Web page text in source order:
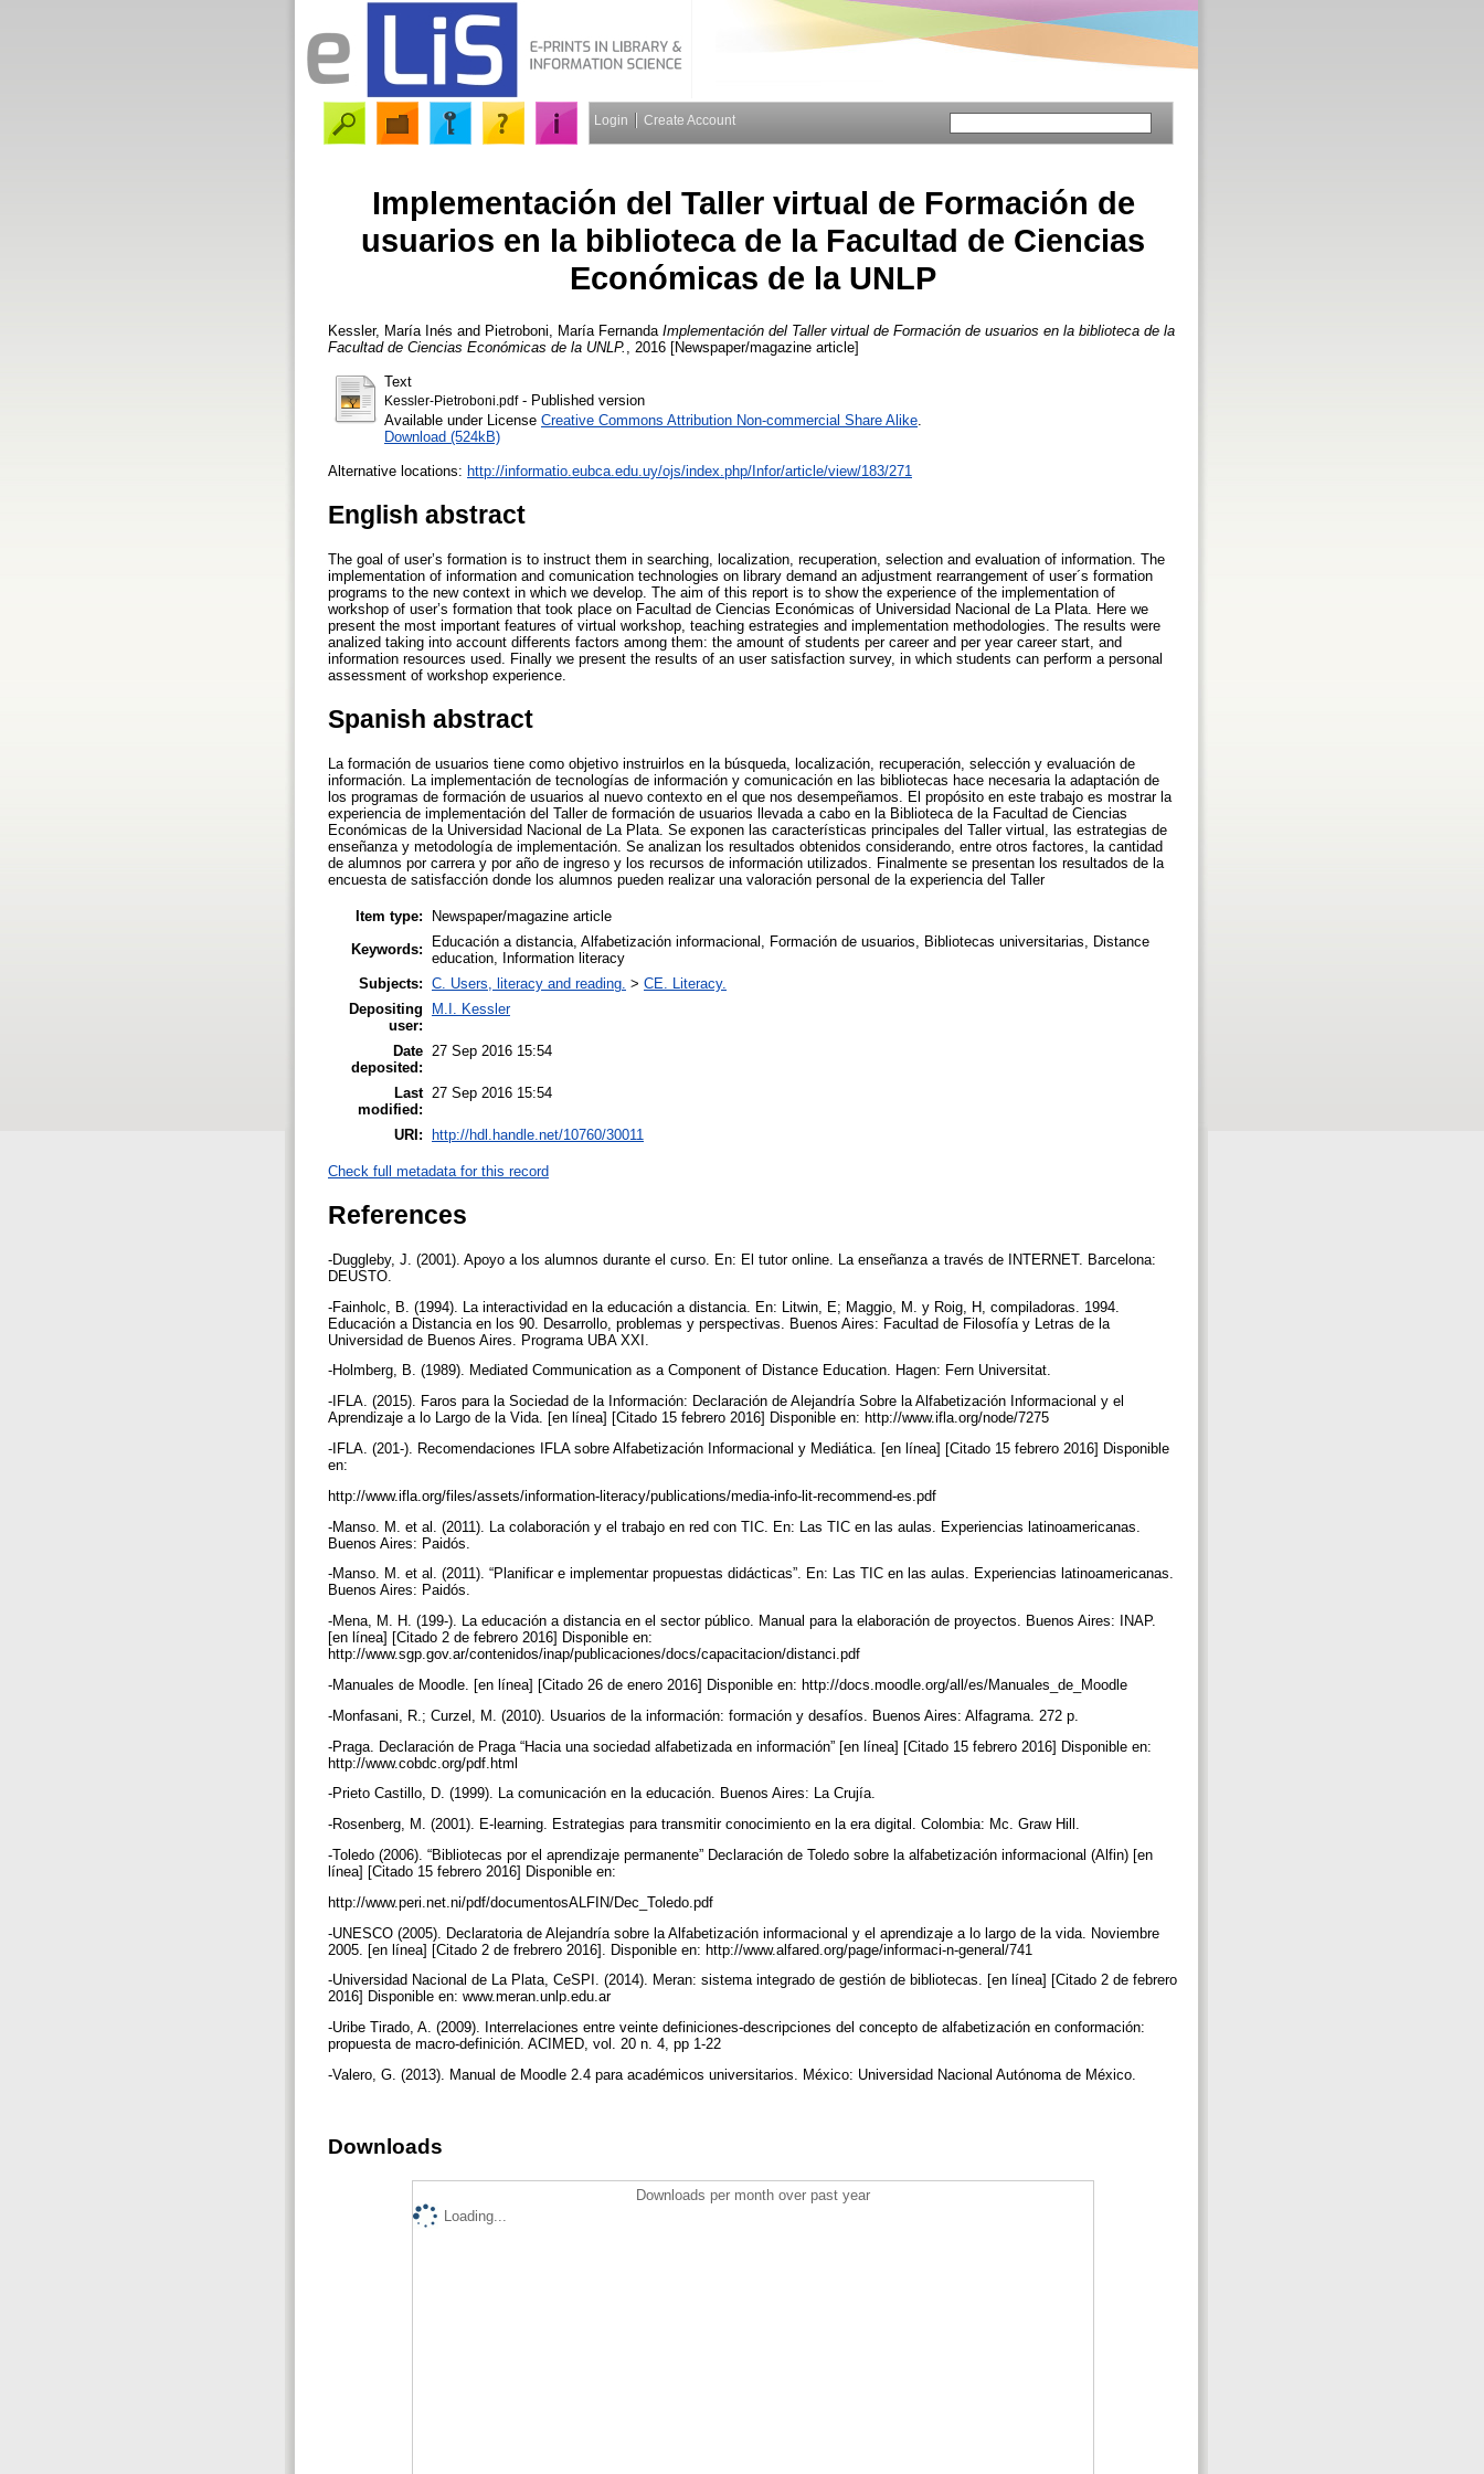
Login Create Account
Implementación del Taller virtual de Formación de
usuarios en la biblioteca de la Facultad de Ciencias
Económicas de la UNLP
Kessler, María Inés and Pietroboni, María Fernanda Implementación del Taller virtual de Formación de usuarios en la biblioteca de la
Facultad de Ciencias Económicas de la UNLP.
, 2016 [Newspaper/magazine article]
Text
Kessler-Pietroboni.pdf- Published version
Available under License Creative Commons Attribution Non-commercial Share Alike
Download (524kB)
Alternative locations: http://informatio.eubca.edu.uy/ojs/index.php/Infor/article/view/183/271
English abstract
The goal of user’s formation is to instruct them in searching, localization, recuperation, selection and evaluation of information. The
implementation of information and comunication technologies on library demand an adjustment rearrangement of user´s formation
programs to the new context in which we develop. The aim of this report is to show the experience of the implementation of
workshop of user’s formation that took place on Facultad de Ciencias Económicas of Universidad Nacional de La Plata. Here we
present the most important features of virtual workshop, teaching estrategies and implementation methodologies. The results were
analized taking into account differents factors among them: the amount of students per career and per year career start, and
information resources used. Finally we present the results of an user satisfaction survey, in which students can perform a personal
assessment of workshop experience.
Spanish abstract
La formación de usuarios tiene como objetivo instruirlos en la búsqueda, localización, recuperación, selección y evaluación de
información. La implementación de tecnologías de información y comunicación en las bibliotecas hace necesaria la adaptación de
los programas de formación de usuarios al nuevo contexto en el que nos desempeñamos. El propósito en este trabajo es mostrar la
experiencia de implementación del Taller de formación de usuarios llevada a cabo en la Biblioteca de la Facultad de Ciencias
Económicas de la Universidad Nacional de La Plata. Se exponen las características principales del Taller virtual, las estrategias de
enseñanza y metodología de implementación. Se analizan los resultados obtenidos considerando, entre otros factores, la cantidad
de alumnos por carrera y por año de ingreso y los recursos de información utilizados. Finalmente se presentan los resultados de la
encuesta de satisfacción donde los alumnos pueden realizar una valoración personal de la experiencia del Taller
Item type:
Newspaper/magazine article
Keywords:
Educación a distancia, Alfabetización informacional, Formación de usuarios, Bibliotecas universitarias, Distance
education, Information literacy
Subjects: C. Users, literacy and reading. > CE. Literacy.
Depositing
user:
M.I. Kessler
Date
deposited:
27 Sep 2016 15:54
Last
modified:
27 Sep 2016 15:54
URI: http://hdl.handle.net/10760/30011
Check full metadata for this record
References
-Duggleby, J. (2001). Apoyo a los alumnos durante el curso. En: El tutor online. La enseñanza a través de INTERNET. Barcelona:
DEUSTO.
-Fainholc, B. (1994). La interactividad en la educación a distancia. En: Litwin, E; Maggio, M. y Roig, H, compiladoras. 1994.
Educación a Distancia en los 90. Desarrollo, problemas y perspectivas. Buenos Aires: Facultad de Filosofía y Letras de la
Universidad de Buenos Aires. Programa UBA XXI.
-Holmberg, B. (1989). Mediated Communication as a Component of Distance Education. Hagen: Fern Universitat.
-IFLA. (2015). Faros para la Sociedad de la Información: Declaración de Alejandría Sobre la Alfabetización Informacional y el
Aprendizaje a lo Largo de la Vida. [en línea] [Citado 15 febrero 2016] Disponible en: http://www.ifla.org/node/7275
-IFLA. (201-). Recomendaciones IFLA sobre Alfabetización Informacional y Mediática. [en línea] [Citado 15 febrero 2016] Disponible
en:
http://www.ifla.org/files/assets/information-literacy/publications/media-info-lit-recommend-es.pdf
-Manso. M. et al. (2011). La colaboración y el trabajo en red con TIC. En: Las TIC en las aulas. Experiencias latinoamericanas.
Buenos Aires: Paidós.
-Manso. M. et al. (2011). “Planificar e implementar propuestas didácticas”. En: Las TIC en las aulas. Experiencias latinoamericanas.
Buenos Aires: Paidós.
-Mena, M. H. (199-). La educación a distancia en el sector público. Manual para la elaboración de proyectos. Buenos Aires: INAP.
[en línea] [Citado 2 de febrero 2016] Disponible en:
http://www.sgp.gov.ar/contenidos/inap/publicaciones/docs/capacitacion/distanci.pdf
-Manuales de Moodle. [en línea] [Citado 26 de enero 2016] Disponible en: http://docs.moodle.org/all/es/Manuales_de_Moodle
-Monfasani, R.; Curzel, M. (2010). Usuarios de la información: formación y desafíos. Buenos Aires: Alfagrama. 272 p.
-Praga. Declaración de Praga “Hacia una sociedad alfabetizada en información” [en línea] [Citado 15 febrero 2016] Disponible en:
http://www.cobdc.org/pdf.html
-Prieto Castillo, D. (1999). La comunicación en la educación. Buenos Aires: La Crujía.
-Rosenberg, M. (2001). E-learning. Estrategias para transmitir conocimiento en la era digital. Colombia: Mc. Graw Hill.
-Toledo (2006). “Bibliotecas por el aprendizaje permanente” Declaración de Toledo sobre la alfabetización informacional (Alfin) [en
línea] [Citado 15 febrero 2016] Disponible en:
http://www.peri.net.ni/pdf/documentosALFIN/Dec_Toledo.pdf
-UNESCO (2005). Declaratoria de Alejandría sobre la Alfabetización informacional y el aprendizaje a lo largo de la vida. Noviembre
2005. [en línea] [Citado 2 de frebrero 2016]. Disponible en: http://www.alfared.org/page/informaci-n-general/741
-Universidad Nacional de La Plata, CeSPI. (2014). Meran: sistema integrado de gestión de bibliotecas. [en línea] [Citado 2 de febrero
2016] Disponible en: www.meran.unlp.edu.ar
-Uribe Tirado, A. (2009). Interrelaciones entre veinte definiciones-descripciones del concepto de alfabetización en conformación:
propuesta de macro-definición. ACIMED, vol. 20 n. 4, pp 1-22
-Valero, G. (2013). Manual de Moodle 2.4 para académicos universitarios. México: Universidad Nacional Autónoma de México.
Downloads
Downloads per month over past year
Loading...